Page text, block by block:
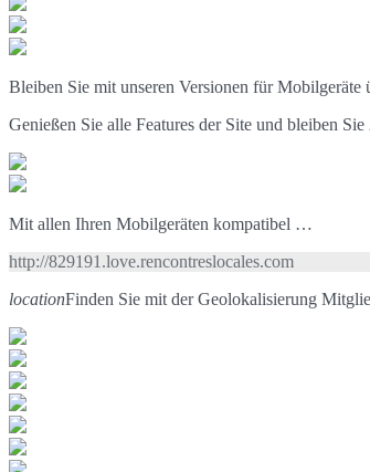
Bleiben Sie mit unseren Versionen für
Genießen Sie alle Features der Site und bleiben
Mit allen Ihren Mobilgeräten kompatibel …
http://829191.love.rencontreslocales.com
locationFinden Sie mit der Geolokalisierung